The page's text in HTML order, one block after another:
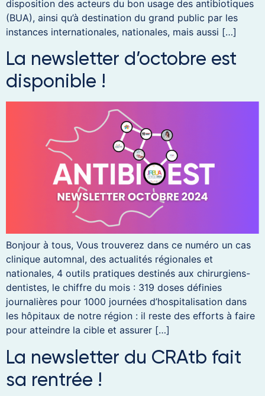
disposition des acteurs du bon usage des antibiotiques
(BUA), ainsi qu’à destination du grand public par les
instances internationales, nationales, mais aussi […]
La newsletter d’octobre est
disponible !
Bonjour à tous, Vous trouverez dans ce numéro un cas
clinique automnal, des actualités régionales et
nationales, 4 outils pratiques destinés aux chirurgiens-
dentistes, le chiffre du mois : 319 doses définies
journalières pour 1000 journées d’hospitalisation dans
les hôpitaux de notre région : il reste des efforts à faire
pour atteindre la cible et assurer […]
La newsletter du CRAtb fait
sa rentrée !